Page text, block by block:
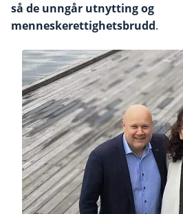
så de unngår utnytting og
menneskerettighetsbrudd.